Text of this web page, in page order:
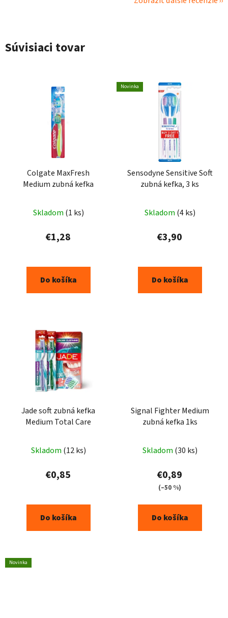
Súvisiaci tovar
Colgate MaxFresh
Medium zubná kefka
Skladom (1 ks)
€1,28
Do košíka
Novinka
Sensodyne Sensitive Soft
zubná kefka, 3 ks
Skladom (4 ks)
€3,90
Do košíka
Jade soft zubná kefka
Medium Total Care
Skladom (12 ks)
€0,85
Do košíka
Signal Fighter Medium
zubná kefka 1ks
Skladom (30 ks)
€0,89
(–50 %)
Do košíka
Novinka